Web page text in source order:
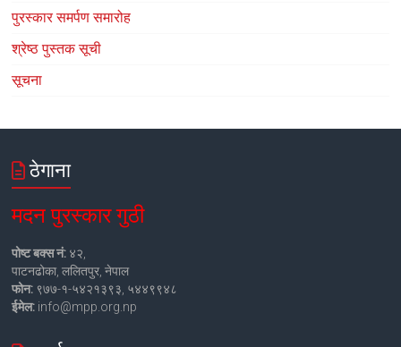
पुरस्कार समर्पण समारोह
श्रेष्ठ पुस्तक सूची
सूचना
ठेगाना
मदन पुरस्कार गुठी
पोष्ट बक्स नं: ४२,
पाटनढोका, ललितपुर, नेपाल
फोन: ९७७-१-५४२१३९३, ५४४९९४८
ईमेल: info@mpp.org.np